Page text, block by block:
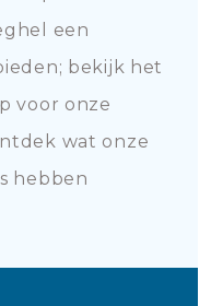
een
bekijk het
voor onze
wat onze
hebben